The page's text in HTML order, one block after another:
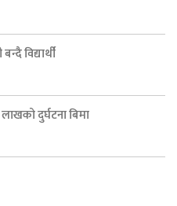
विद्यार्थी
दुर्घटना बिमा